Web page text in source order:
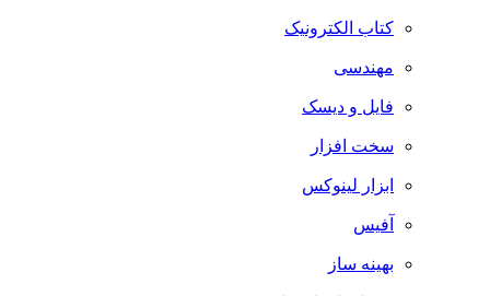
کتاب الکترونیک
مهندسی
فایل و دیسک
سخت افزار
ابزار لینوکس
آفیس
بهینه ساز